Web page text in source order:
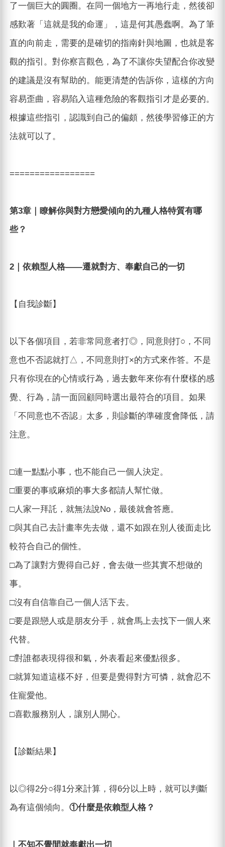
了一個巨大的圓圈。在同一個地方一再地行走，然後卻
感歎著「這就是我的命運」，這是何其愚蠢啊。為了筆
直的向前走，需要的是確切的指南針與地圖，也就是客
觀的指引。對你察言觀色，為了不讓你失望配合你改變
的建議是沒有幫助的。能更清楚的告訴你，這樣的方向
容易歪曲，容易陷入這種危險的客觀指引才是必要的。
根據這些指引，認識到自己的偏頗，然後學習修正的方
法就可以了。
=================
第3章｜瞭解你與對方戀愛傾向的九種人格特質有哪
些？
2｜依賴型人格——遷就對方、奉獻自己的一切
【自我診斷】
以下各個項目，若非常同意者打◎，同意則打○，不同
意也不否認就打△，不同意則打×的方式來作答。不是
只有你現在的心情或行為，過去數年來你有什麼樣的感
覺、行為，請一面回顧同時選出最符合的項目。如果
「不同意也不否認」太多，則診斷的準確度會降低，請
注意。
□連一點點小事，也不能自己一個人決定。
□重要的事或麻煩的事大多都請人幫忙做。
□人家一拜託，就無法說No，最後就會答應。
□與其自己去計畫率先去做，還不如跟在別人後面走比
較符合自己的個性。
□為了讓對方覺得自己好，會去做一些其實不想做的
事。
□沒有自信靠自己一個人活下去。
□要是跟戀人或是朋友分手，就會馬上去找下一個人來
代替。
□對誰都表現得很和氣，外表看起來優點很多。
□就算知道這樣不好，但要是覺得對方可憐，就會忍不
住寵愛他。
□喜歡服務別人，讓別人開心。
【診斷結果】
以◎得2分○得1分來計算，得6分以上時，就可以判斷
為有這個傾向。 ①什麼是依賴型人格？
｜不知不覺間就奉獻出一切